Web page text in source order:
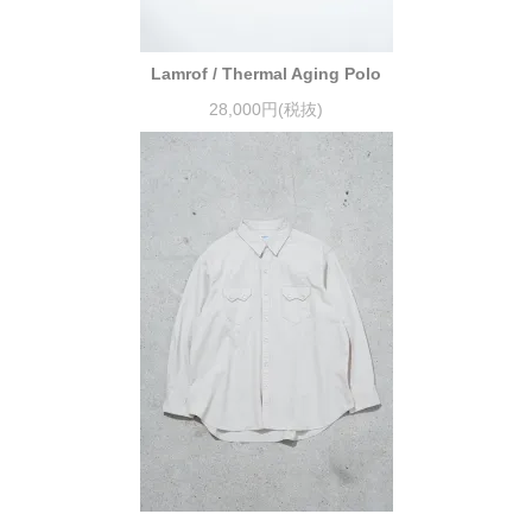
Lamrof / Thermal Aging Polo
28,000円(税抜)